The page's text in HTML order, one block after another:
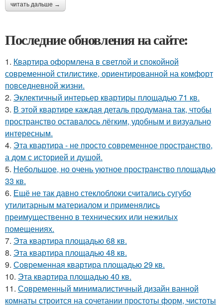
читать дальше →
Последние обновления на сайте:
1. Квартира оформлена в светлой и спокойной
современной стилистике, ориентированной на комфорт
повседневной жизни.
2. Эклектичный интерьер квартиры площадью 71 кв.
3. В этой квартире каждая деталь продумана так, чтобы
пространство оставалось лёгким, удобным и визуально
интересным.
4. Эта квартира - не просто современное пространство,
а дом с историей и душой.
5. Небольшое, но очень уютное пространство площадью
33 кв.
6. Ещё не так давно стеклоблоки считались сугубо
утилитарным материалом и применялись
преимущественно в технических или нежилых
помещениях.
7. Эта квартира площадью 68 кв.
8. Эта квартира площадью 48 кв.
9. Современная квартира площадью 29 кв.
10. Эта квартира площадью 40 кв.
11. Современный минималистичный дизайн ванной
комнаты строится на сочетании простоты форм, чистоты